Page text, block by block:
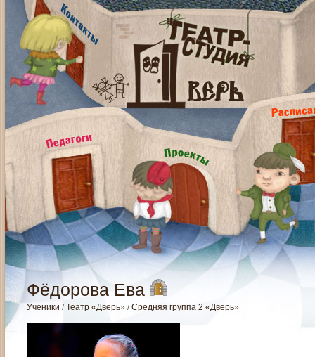
Фёдорова Ева
Ученики /Театр «Дверь» /Средняя группа 2 «Дверь»